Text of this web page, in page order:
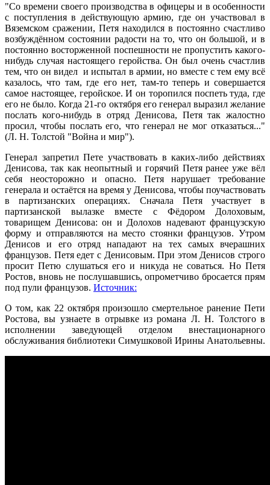
"Со времени своего производства в офицеры и в особенности
с поступления в действующую армию, где он участвовал в
Вяземском сражении, Петя находился в постоянно счастливо
возбуждённом состоянии радости на то, что он большой, и в
постоянно восторженной поспешности не пропустить какого-
нибудь случая настоящего геройства. Он был очень счастлив
тем, что он видел и испытал в армии, но вместе с тем ему всё
казалось, что там, где его нет, там-то теперь и совершается
самое настоящее, геройское. И он торопился поспеть туда, где
его не было. Когда 21-го октября его генерал выразил желание
послать кого-нибудь в отряд Денисова, Петя так жалостно
просил, чтобы послать его, что генерал не мог отказаться..."
(Л. Н. Толстой "Война и мир").
Генерал запретил Пете участвовать в каких-либо действиях
Денисова, так как неопытный и горячий Петя ранее уже вёл
себя неосторожно и опасно. Петя нарушает требование
генерала и остаётся на время у Денисова, чтобы поучаствовать
в партизанских операциях. Сначала Петя участвует в
партизанской вылазке вместе с Фёдором Долоховым,
товарищем Денисова: он и Долохов надевают французскую
форму и отправляются на место стоянки французов. Утром
Денисов и его отряд нападают на тех самых вчерашних
французов. Петя едет с Денисовым. При этом Денисов строго
просит Петю слушаться его и никуда не соваться. Но Петя
Ростов, вновь не послушавшись, опрометчиво бросается прям
под пули французов. Источник:
О том, как 22 октября произошло смертельное ранение Пети
Ростова, вы узнаете в отрывке из романа Л. Н. Толстого в
исполнении заведующей отделом внестационарного
обслуживания библиотеки Симушковой Ирины Анатольевны.